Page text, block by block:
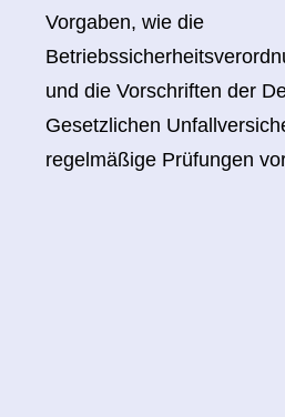
Vorgaben, wie die
und die Vorschriften der
Gesetzlichen
regelmäßige Prüfungen